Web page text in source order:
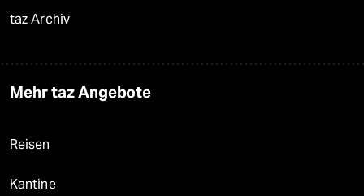
taz Archiv
Mehr taz Angebote
Reisen
Kantine